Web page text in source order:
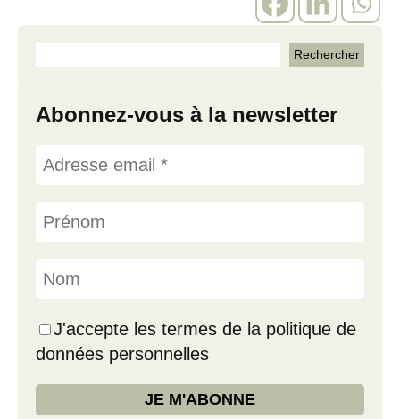
Abonnez-vous à la newsletter
J'accepte les termes de la politique de
données personnelles